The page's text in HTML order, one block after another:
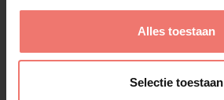
Alles toestaan
Selectie toestaan
Jacques Herb
Lees meer